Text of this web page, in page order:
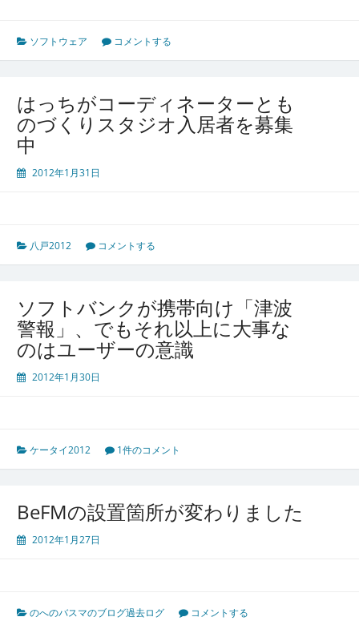
ソフトウェア コメントする
はっちがコーディネーターとも
のづくりスタジオ入居者を募集
中
2012年1月31日
八戸2012 コメントする
ソフトバンクが携帯向け「津波
警報」、でもそれ以上に大事な
のはユーザーの意識
2012年1月30日
ケータイ2012 1件のコメント
BeFMの設置箇所が変わりました
2012年1月27日
のへのバスマのブログ過去ログ コメントする